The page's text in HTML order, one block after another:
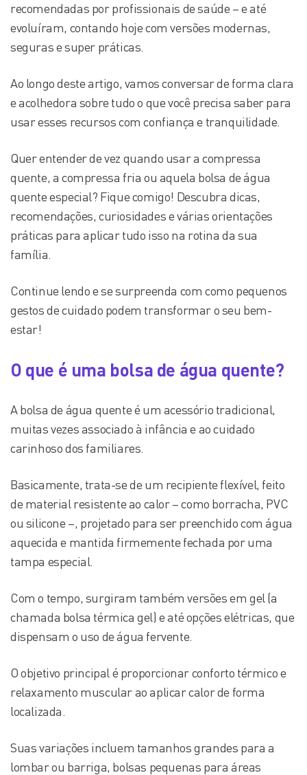
recomendadas por profissionais de saúde – e até
evoluíram, contando hoje com versões modernas,
seguras e super práticas.
Ao longo deste artigo, vamos conversar de forma clara
e acolhedora sobre tudo o que você precisa saber para
usar esses recursos com confiança e tranquilidade.
Quer entender de vez quando usar a compressa
quente, a compressa fria ou aquela bolsa de água
quente especial? Fique comigo! Descubra dicas,
recomendações, curiosidades e várias orientações
práticas para aplicar tudo isso na rotina da sua
família.
Continue lendo e se surpreenda com como pequenos
gestos de cuidado podem transformar o seu bem-
estar!
O que é uma bolsa de água quente?
A bolsa de água quente é um acessório tradicional,
muitas vezes associado à infância e ao cuidado
carinhoso dos familiares.
Basicamente, trata-se de um recipiente flexível, feito
de material resistente ao calor – como borracha, PVC
ou silicone –, projetado para ser preenchido com água
aquecida e mantida firmemente fechada por uma
tampa especial.
Com o tempo, surgiram também versões em gel (a
chamada bolsa térmica gel) e até opções elétricas, que
dispensam o uso de água fervente.
O objetivo principal é proporcionar conforto térmico e
relaxamento muscular ao aplicar calor de forma
localizada.
Suas variações incluem tamanhos grandes para a
lombar ou barriga, bolsas pequenas para áreas